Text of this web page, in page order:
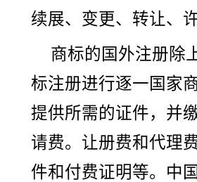
续展、变更、转让、
商标的国外注册除
标注册进行逐一国家
提供所需的证件，并
请费。让册费和代理
件和付费证明等。中